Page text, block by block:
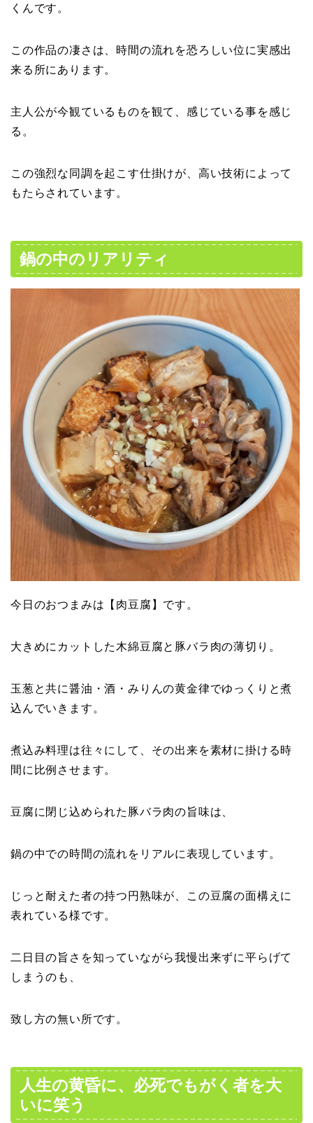
くんです。
この作品の凄さは、時間の流れを恐ろしい位に実感出
来る所にあります。
主人公が今観ているものを観て、感じている事を感じ
る。
この強烈な同調を起こす仕掛けが、高い技術によって
もたらされています。
鍋の中のリアリティ
今日のおつまみは【肉豆腐】です。
大きめにカットした木綿豆腐と豚バラ肉の薄切り。
玉葱と共に醤油・酒・みりんの黄金律でゆっくりと煮
込んでいきます。
煮込み料理は往々にして、その出来を素材に掛ける時
間に比例させます。
豆腐に閉じ込められた豚バラ肉の旨味は、
鍋の中での時間の流れをリアルに表現しています。
じっと耐えた者の持つ円熟味が、この豆腐の面構えに
表れている様です。
二日目の旨さを知っていながら我慢出来ずに平らげて
しまうのも、
致し方の無い所です。
人生の黄昏に、必死でもがく者を大
いに笑う